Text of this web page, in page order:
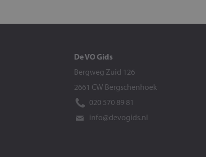
De VO Gids
Bergweg Zuid 126
2661 CW Bergschenhoek
020 570 89 81
info@devogids.nl